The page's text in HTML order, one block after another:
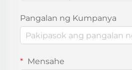
Pangalan ng Kumpanya
Mensahe